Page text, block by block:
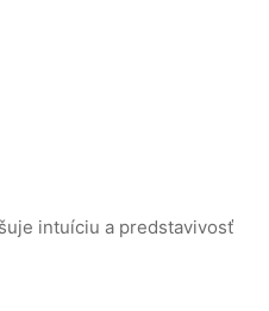
intuíciu a predstavivosť